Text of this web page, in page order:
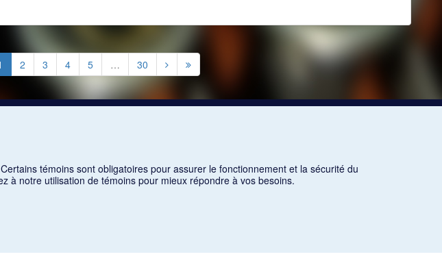
2 3 4 5 … 30
témoins sont obligatoires pour assurer le fonctionnement et la sécurité du
à notre utilisation de témoins pour mieux répondre à vos besoins.